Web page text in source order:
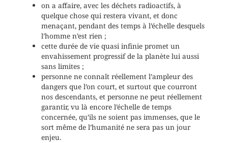
on a affaire, avec les déchets radioactifs, à
quelque chose qui restera vivant, et donc
menaçant, pendant des temps à l’échelle desquels
l’homme n’est rien ;
cette durée de vie quasi infinie promet un
envahissement progressif de la planète lui aussi
sans limites ;
personne ne connaît réellement l’ampleur des
dangers que l’on court, et surtout que courront
nos descendants, et personne ne peut réellement
garantir, vu là encore l’échelle de temps
concernée, qu’ils ne soient pas immenses, que le
sort même de l’humanité ne sera pas un jour
enjeu.